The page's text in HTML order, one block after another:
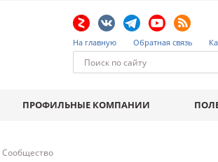
На главную Обратная связь
ПРОФИЛЬНЫЕ КОМПАНИИ
Сообщество